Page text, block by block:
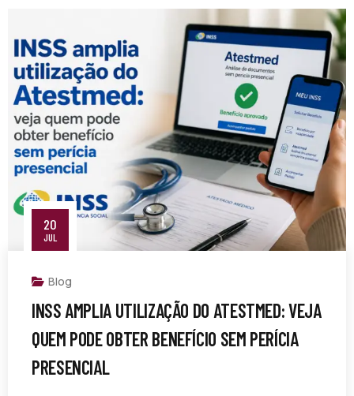
20
JUL
Blog
INSS AMPLIA UTILIZAÇÃO DO ATESTMED: VEJA
QUEM PODE OBTER BENEFÍCIO SEM PERÍCIA
PRESENCIAL